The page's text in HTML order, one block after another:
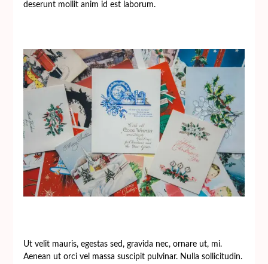
deserunt mollit anim id est laborum.
Ut velit mauris, egestas sed, gravida nec, ornare ut, mi.
Aenean ut orci vel massa suscipit pulvinar. Nulla sollicitudin.